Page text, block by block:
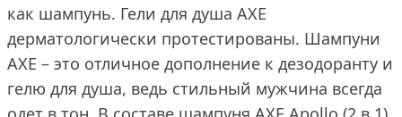
как шампунь. Гели для душа AXE
дерматологически протестированы. Шампуни
AXE – это отличное дополнение к дезодоранту и
гелю для душа, ведь стильный мужчина всегда